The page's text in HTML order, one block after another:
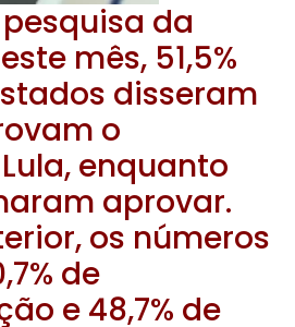
da
mês, 51,5%
disseram
o
enquanto
aprovar.
os números
de
e 48,7% de